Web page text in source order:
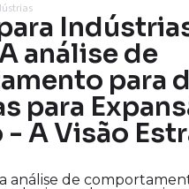
análise de
para
para
A Visão
análise de